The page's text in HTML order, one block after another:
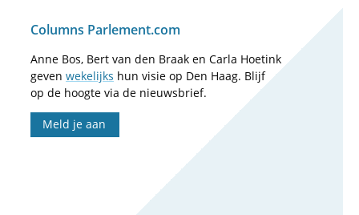
Columns Parlement.com
Anne Bos, Bert van den Braak en Carla Hoetink
geven wekelijks hun visie op Den Haag. Blijf
op de hoogte via de nieuwsbrief.
Meld je aan